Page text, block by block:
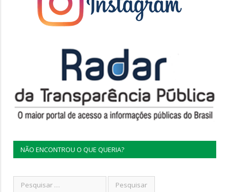
NÃO ENCONTROU O QUE QUERIA?